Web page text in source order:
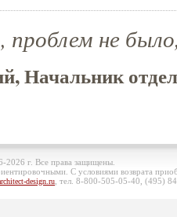
проблем не
Начальник
2026 г. Все права защищены.
С условиями возврата
design.ru , тел. 8-800-505-05-40, (495)